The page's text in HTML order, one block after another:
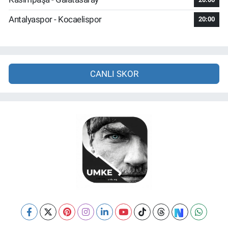
Antalyaspor - Kocaelispor 20:00
CANLI SKOR